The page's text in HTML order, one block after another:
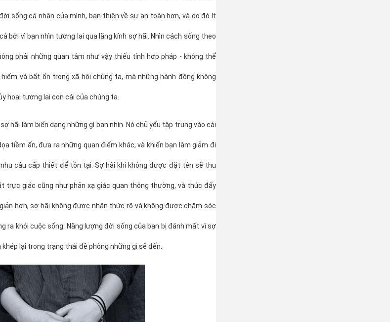
sống cá nhân của mình, bạn thiên về sự an toàn hơn, và do đó ít
bởi vì bạn nhìn tương lai qua lăng kính sợ hãi. Nhìn cách sống theo
phải những quan tâm như vậy thiếu tính hợp pháp - không thể
và bất ổn trong xã hội chúng ta, mà những hành động không
hoại tương lai con cái của chúng ta.
hãi làm biến dạng những gì bạn nhìn. Nó chủ yếu tập trung vào cái
tiềm ẩn, đưa ra những quan điểm khác, và khiến bạn làm giảm đi
cầu cấp thiết để tồn tại. Sợ hãi khi không được đặt tên sẽ thu
trực giác cũng như phản xạ giác quan thông thường, và thúc đẩy
hơn, sợ hãi không được nhận thức rõ và không được chăm sóc
ra khỏi cuộc sống. Năng lượng đời sống của bạn bị đánh mất vì sợ
lại trong trạng thái đề phòng những gì sẽ đến.